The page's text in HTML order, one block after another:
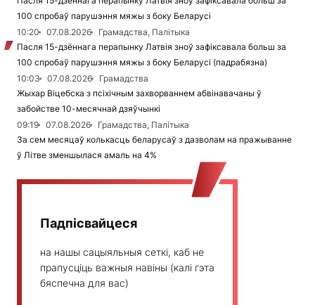
100 спробаў парушэння мяжы з боку Беларусі
10:20
07.08.2026
Грамадства, Палітыка
Пасля 15-дзённага перапынку Латвія зноў зафіксавала больш за
100 спробаў парушэння мяжы з боку Беларусі (падрабязна)
10:03
07.08.2026
Грамадства
Жыхар Віцебска з псіхічным захворваннем абвінавачаны ў
забойстве 10-месячнай дзяўчынкі
09:19
07.08.2026
Грамадства, Палітыка
За сем месяцаў колькасць беларусаў з дазволам на пражыванне
ў Літве зменшылася амаль на 4%
Падпісвайцеся
на нашы сацыяльныя сеткі, каб не
прапусціць важныя навіны (калі гэта
бяспечна для вас)